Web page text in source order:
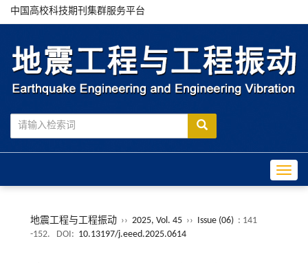
中国高校科技期刊集群服务平台
地震工程与工程振动 ›› 2025, Vol. 45 ›› Issue (06) : 141
-152.
DOI: 10.13197/j.eeed.2025.0614